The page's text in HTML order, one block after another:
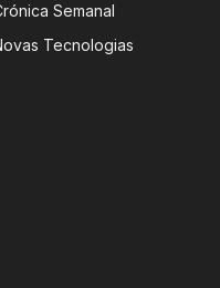
Semanal
Tecnologias